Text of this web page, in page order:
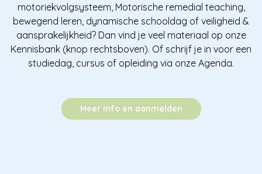
motoriekvolgsysteem, Motorische remedial teaching,
bewegend leren, dynamische schooldag of veiligheid &
aansprakelijkheid? Dan vind je veel materiaal op onze
Kennisbank (knop rechtsboven). Of schrijf je in voor een
studiedag, cursus of opleiding via onze Agenda.
Meer info en aanmelden